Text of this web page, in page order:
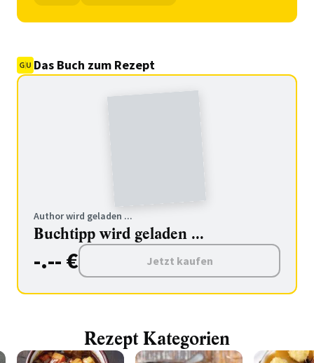
Das Buch zum Rezept
Author wird geladen ...
Buchtipp wird geladen ...
-.-- € Jetzt kaufen
Rezept Kategorien